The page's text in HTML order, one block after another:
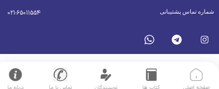
تماس پشتیبانی 021-65011554